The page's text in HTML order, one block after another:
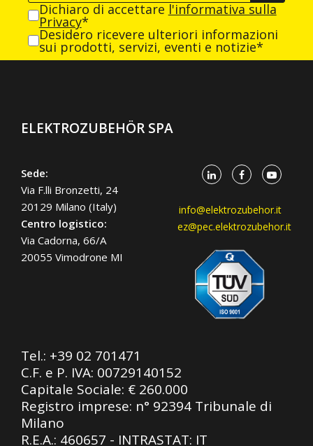
Dichiaro di accettare l'informativa sulla
Privacy*
Desidero ricevere ulteriori informazioni
sui prodotti, servizi, eventi e notizie*
ELEKTROZUBEHÖR SPA
Sede:
Via F.lli Bronzetti, 24
20129 Milano (Italy)
Centro logistico:
Via Cadorna, 66/A
20055 Vimodrone MI
info@elektrozubehor.it
ez@pec.elektrozubehor.it
Tel.: +39 02 701471
C.F. e P. IVA: 00729140152
Capitale Sociale: € 260.000
Registro imprese: n° 92394 Tribunale di
Milano
R.E.A.: 460657 - INTRASTAT: IT